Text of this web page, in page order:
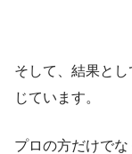
そして、結果と
じています。
プロの方だけで